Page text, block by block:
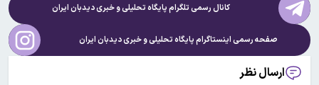
کانال رسمی تلگرام پایگاه تحلیلی و خبریدیدبان ایران
صفحه رسمی اینستاگرام پایگاه تحلیلی و خبریدیدبان ایران
ارسال نظر